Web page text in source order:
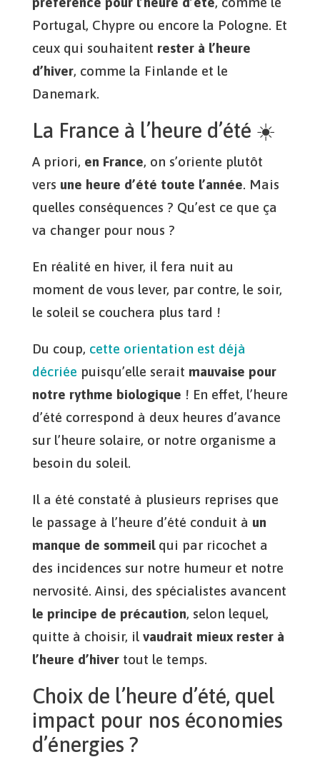
Portugal, Chypre ou encore la Pologne. Et
ceux qui souhaitent rester à l’heure
d’hiver, comme la Finlande et le
Danemark.
La France à l’heure d’été ☀️
A priori, en France, on s’oriente plutôt
vers une heure d’été toute l’année. Mais
quelles conséquences ? Qu’est ce que ça
va changer pour nous ?
En réalité en hiver, il fera nuit au
moment de vous lever, par contre, le soir,
le soleil se couchera plus tard !
Du coup, cette orientation est déjà
décriée puisqu’elle serait mauvaise pour
notre rythme biologique ! En effet, l’heure
d’été correspond à deux heures d’avance
sur l’heure solaire, or notre organisme a
besoin du soleil.
Il a été constaté à plusieurs reprises que
le passage à l’heure d’été conduit à un
manque de sommeilqui par ricochet a
des incidences sur notre humeur et notre
nervosité. Ainsi, des spécialistes avancent
le principe de précaution, selon lequel,
quitte à choisir, il vaudrait mieux rester à
l’heure d’hivertout le temps.
Choix de l’heure d’été, quel
impact pour nos économies
d’énergies ?